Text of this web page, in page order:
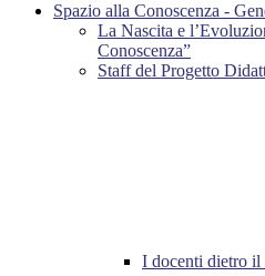
Spazio alla Conoscenza -
La Nascita e
Conoscenza”
Staff del Progetto
I docenti dietro il